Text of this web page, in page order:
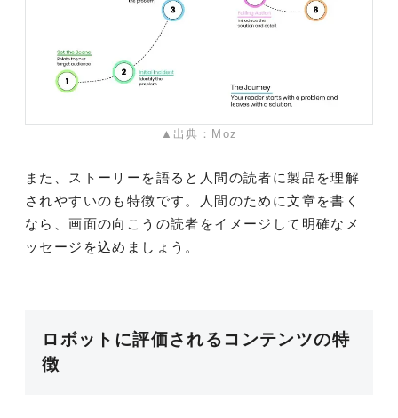
▲出典：Moz
また、ストーリーを語ると人間の読者に製品を理解
されやすいのも特徴です。人間のために文章を書く
なら、画面の向こうの読者をイメージして明確なメ
ッセージを込めましょう。
ロボットに評価されるコンテンツの特
徴